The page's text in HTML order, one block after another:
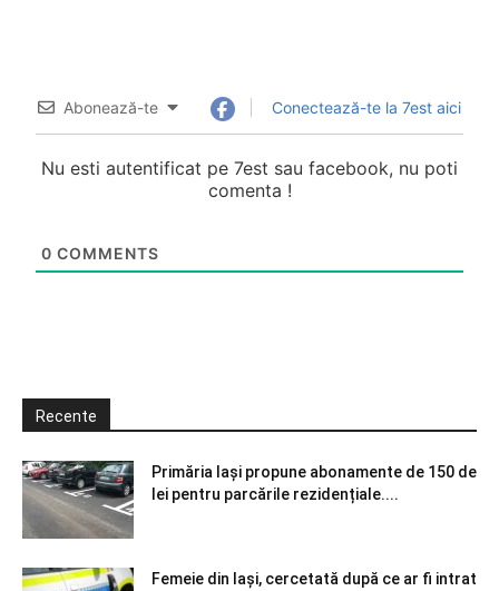
Abonează-te Conectează-te la 7est aici
Nu esti autentificat pe 7est sau facebook, nu poti
comenta !
0 COMMENTS
Recente
Primăria Iași propune abonamente de 150 de
lei pentru parcările rezidențiale....
Femeie din Iași, cercetată după ce ar fi intrat